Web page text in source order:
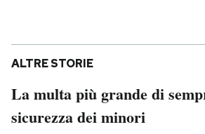
ALTRE STORIE
La multa più grande di
sicurezza dei minori